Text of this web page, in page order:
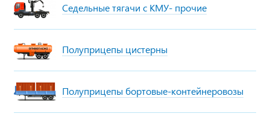
Седельные тягачи с КМУ- прочие
Полуприцепы цистерны
Полуприцепы бортовые-контейнеровозы